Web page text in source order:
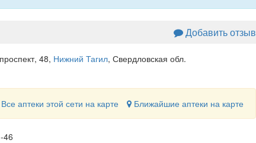
Добавить отзыв
48, Нижний Тагил, Свердловская обл.
аптеки этой сети на карте Ближайшие аптеки на карте
46